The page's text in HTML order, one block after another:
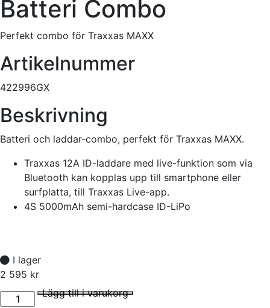
Batteri Combo
Perfekt combo för Traxxas MAXX
Artikelnummer
422996GX
Beskrivning
Batteri och laddar-combo, perfekt för Traxxas MAXX.
Traxxas 12A ID-laddare med live-funktion som via
Bluetooth kan kopplas upp till smartphone eller
surfplatta, till Traxxas Live-app.
4S 5000mAh semi-hardcase ID-LiPo
I lager
2 595 kr
I lager
Laddare EZ-Peak Live 12A & 4S 5000mAh Batteri Combo mängd Lägg till i varukorg